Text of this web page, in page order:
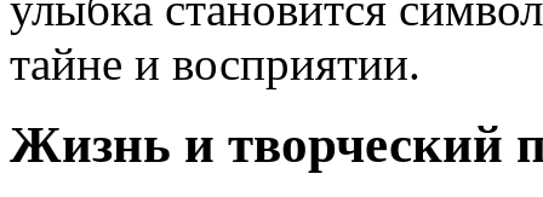
тайне и восприятии.
Жизнь и творческий